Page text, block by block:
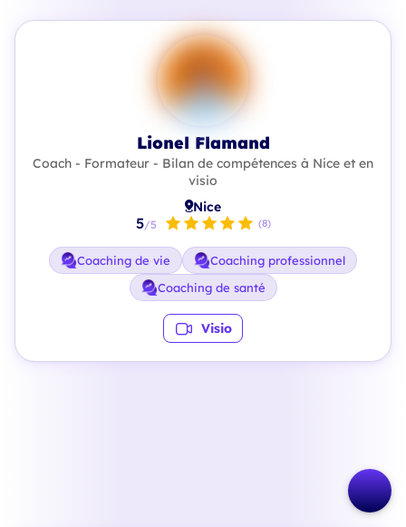
Lionel Flamand
Coach - Formateur - Bilan de compétences à Nice et en
visio
Nice
5/5 (8)
Coaching de vie
Coaching professionnel
Coaching de santé
Visio